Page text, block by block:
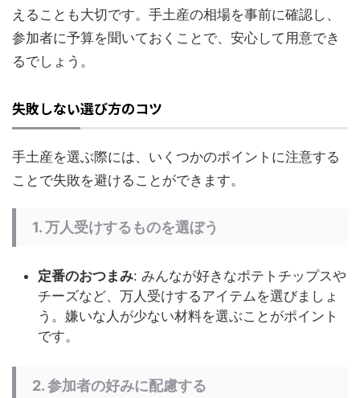
えることも大切です。手土産の相場を事前に確認し、
参加者に予算を聞いておくことで、安心して用意でき
るでしょう。
失敗しない選び方のコツ
手土産を選ぶ際には、いくつかのポイントに注意する
ことで失敗を避けることができます。
1. 万人受けするものを選ぼう
定番のおつまみ: みんなが好きなポテトチップスや
チーズなど、万人受けするアイテムを選びましょ
う。嫌いな人が少ない材料を選ぶことがポイント
です。
2. 参加者の好みに配慮する